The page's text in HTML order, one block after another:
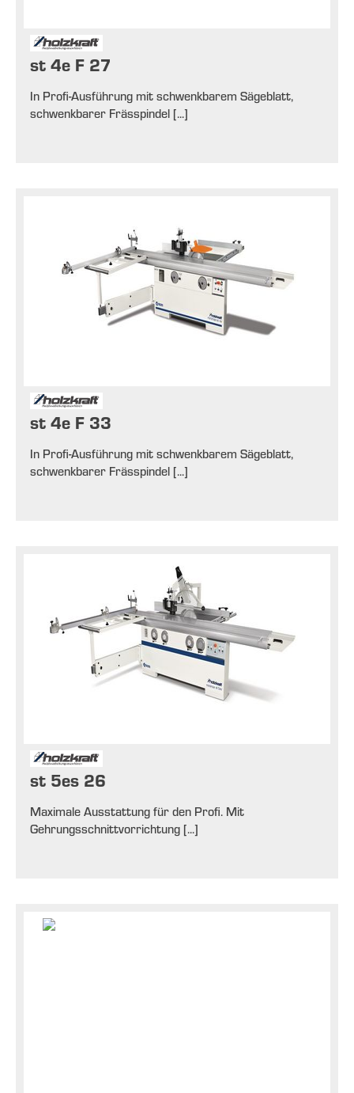
st 4e F 27
In Profi-Ausführung mit schwenkbarem Sägeblatt,
schwenkbarer Frässpindel [...]
st 4e F 33
In Profi-Ausführung mit schwenkbarem Sägeblatt,
schwenkbarer Frässpindel [...]
st 5es 26
Maximale Ausstattung für den Profi. Mit
Gehrungsschnittvorrichtung [...]